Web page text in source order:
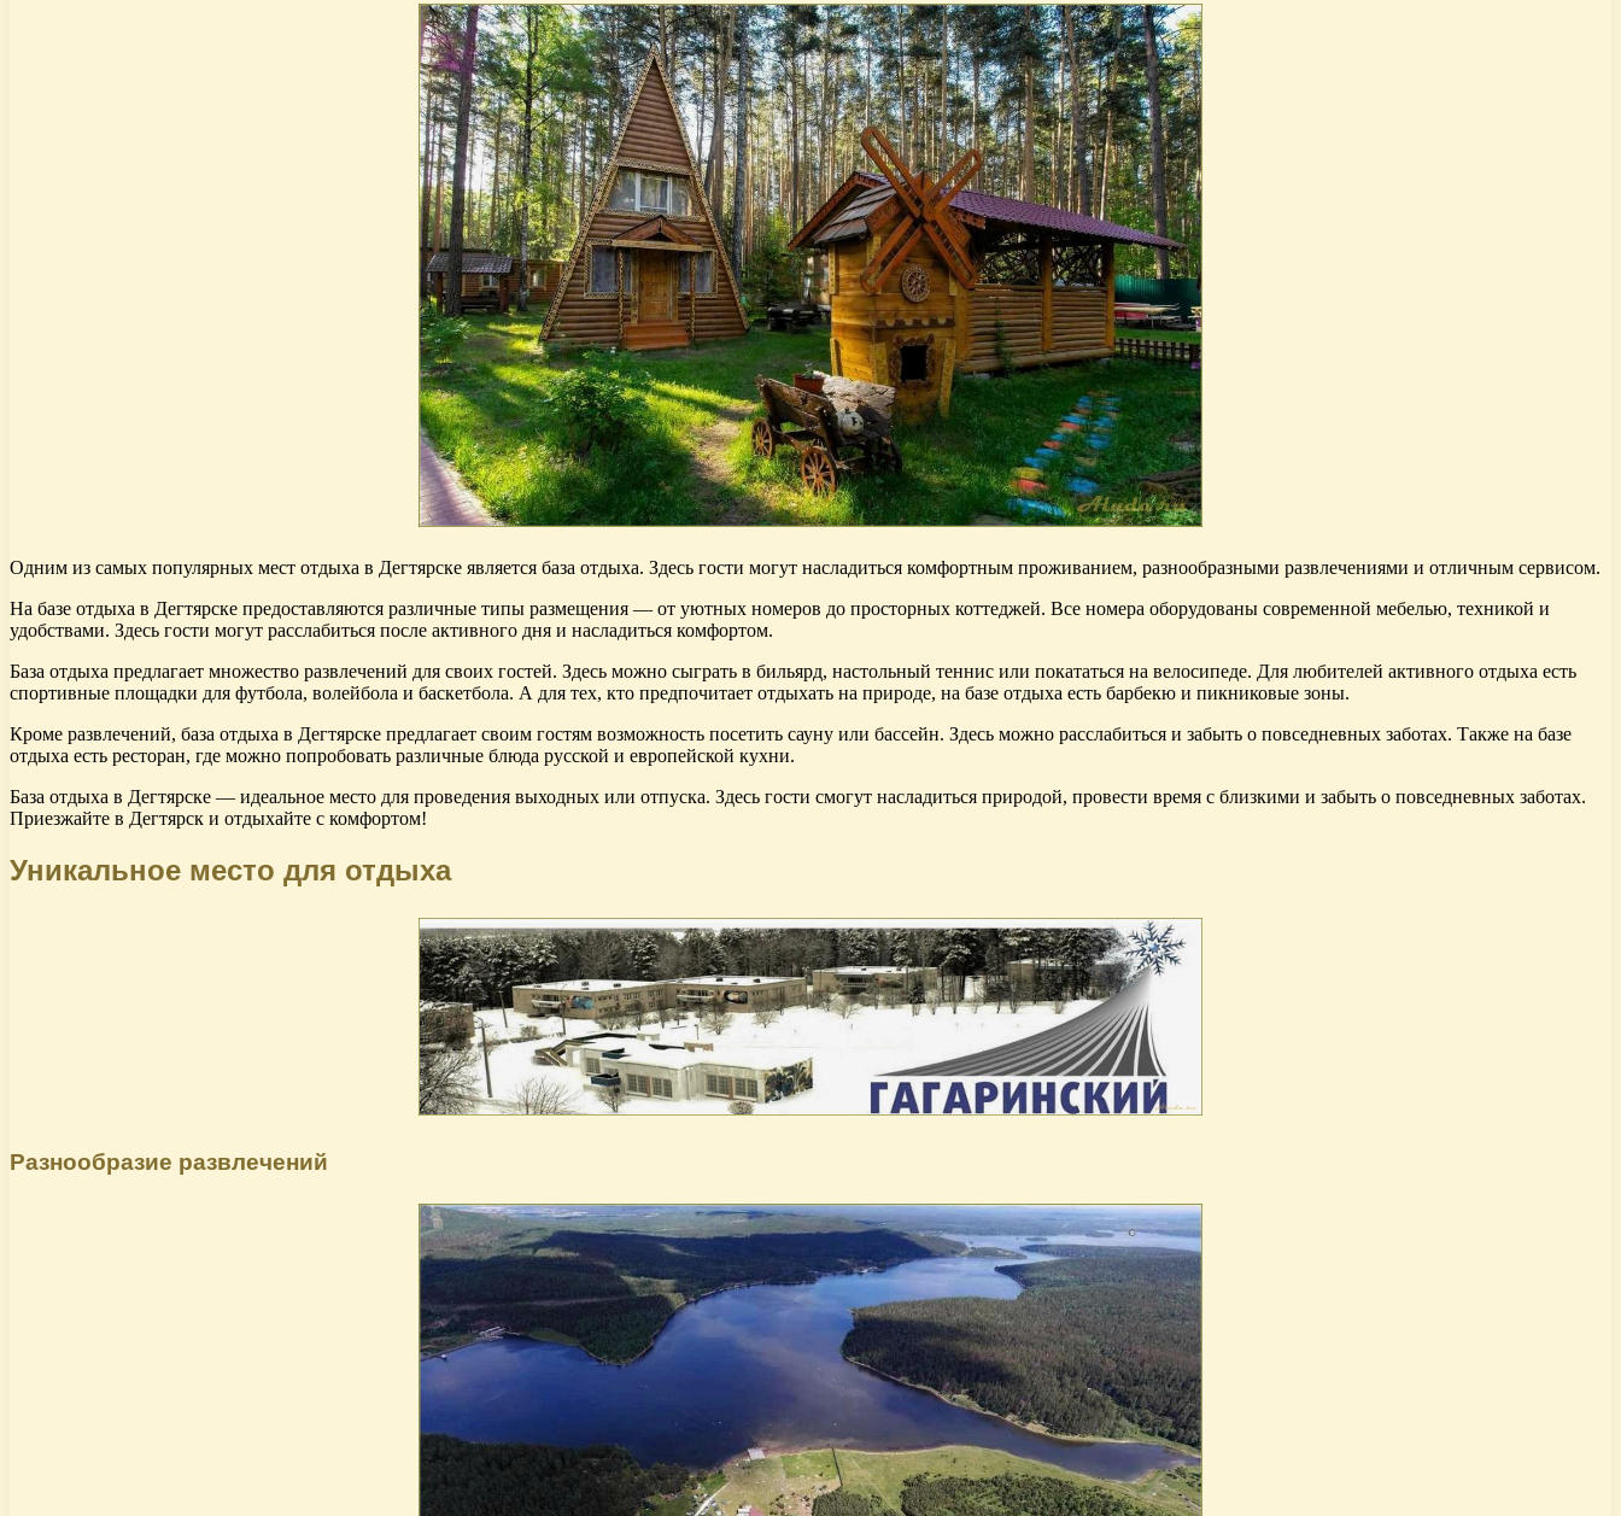
Одним из самых популярных мест отдыха в Дегтярске является база отдыха. Здесь гости могут насладиться комфортным проживанием, разнообразными развлечениями и отличным сервисом.
На базе отдыха в Дегтярске предоставляются различные типы размещения — от уютных номеров до просторных коттеджей. Все номера оборудованы современной мебелью, техникой и
удобствами. Здесь гости могут расслабиться после активного дня и насладиться комфортом.
База отдыха предлагает множество развлечений для своих гостей. Здесь можно сыграть в бильярд, настольный теннис или покататься на велосипеде. Для любителей активного отдыха есть
спортивные площадки для футбола, волейбола и баскетбола. А для тех, кто предпочитает отдыхать на природе, на базе отдыха есть барбекю и пикниковые зоны.
Кроме развлечений, база отдыха в Дегтярске предлагает своим гостям возможность посетить сауну или бассейн. Здесь можно расслабиться и забыть о повседневных заботах. Также на базе
отдыха есть ресторан, где можно попробовать различные блюда русской и европейской кухни.
База отдыха в Дегтярске — идеальное место для проведения выходных или отпуска. Здесь гости смогут насладиться природой, провести время с близкими и забыть о повседневных заботах.
Приезжайте в Дегтярск и отдыхайте с комфортом!
Уникальное место для отдыха
Разнообразие развлечений